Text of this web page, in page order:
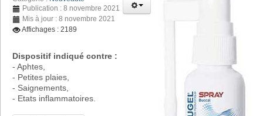
Publication : 8 novembre 2021
Mis à jour : 8 novembre 2021
Affichages : 2189
Dispositif indiqué contre :
- Aphtes,
- Petites plaies,
- Saignements,
- Etats inflammatoires.